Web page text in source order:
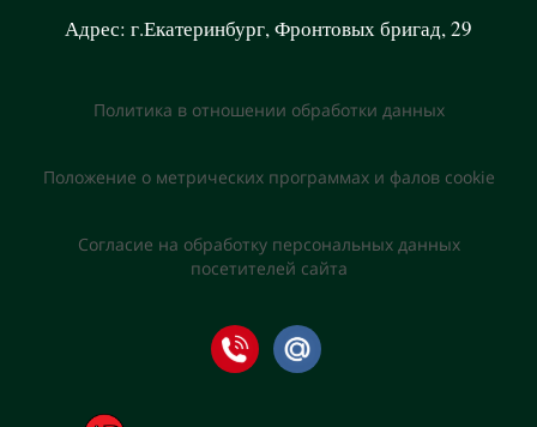
Адрес: г.Екатеринбург, Фронтовых бригад, 29
Политика в отношении обработки данных
Положение о метрических программах и фалов cookie
Согласие на обработку персональных данных
посетителей сайта